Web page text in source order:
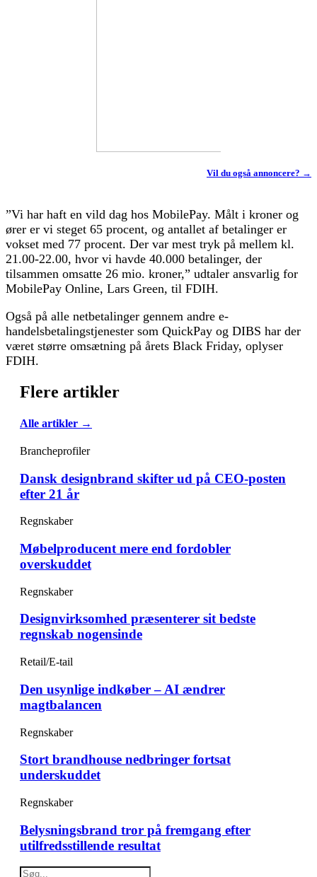
Vil du også annoncere? →
”Vi har haft en vild dag hos MobilePay. Målt i kroner og
ører er vi steget 65 procent, og antallet af betalinger er
vokset med 77 procent. Der var mest tryk på mellem kl.
21.00-22.00, hvor vi havde 40.000 betalinger, der
tilsammen omsatte 26 mio. kroner,” udtaler ansvarlig for
MobilePay Online, Lars Green, til FDIH.
Også på alle netbetalinger gennem andre e-
handelsbetalingstjenester som QuickPay og DIBS har der
været større omsætning på årets Black Friday, oplyser
FDIH.
Flere artikler
Alle artikler →
Brancheprofiler
Dansk designbrand skifter ud på CEO-posten
efter 21 år
Regnskaber
Møbelproducent mere end fordobler
overskuddet
Regnskaber
Designvirksomhed præsenterer sit bedste
regnskab nogensinde
Retail/E-tail
Den usynlige indkøber – AI ændrer
magtbalancen
Regnskaber
Stort brandhouse nedbringer fortsat
underskuddet
Regnskaber
Belysningsbrand tror på fremgang efter
utilfredsstillende resultat